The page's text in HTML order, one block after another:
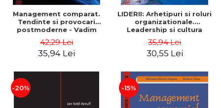
Management comparat.
Tendinte si provocari
postmoderne - Vadim
42,29 Lei
35,94 Lei
LIDERII: Arhetipuri si roluri
organizationale.
Leadership si cultura
Dumitrascu
35,94 Lei
30,55 Lei
-20% -15%